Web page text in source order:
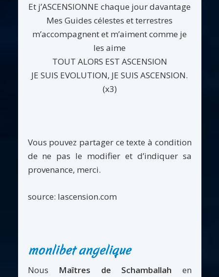
Et j’ASCENSIONNE chaque jour davantage
Mes Guides célestes et terrestres
m’accompagnent et m’aiment comme je
les aime
TOUT ALORS EST ASCENSION
JE SUIS EVOLUTION, JE SUIS ASCENSION.
(x3)
Vous pouvez partager ce texte à condition
de ne pas le modifier et d’indiquer sa
provenance, merci.
source: lascension.com
monlibet angelique
Nous Maîtres de Schamballah en